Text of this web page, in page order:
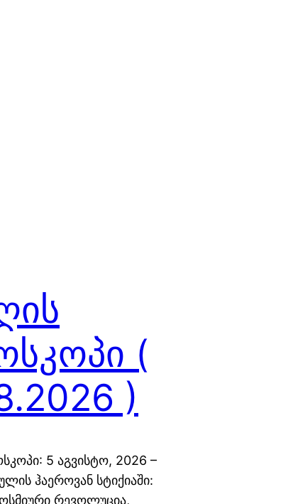
(
)
5 აგვისტო, 2026 –
ჰაეროვან სტიქიაში:
რევოლუცია,